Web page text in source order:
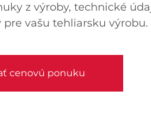
z výroby, technické
pre vašu tehliarsku výrobu.
cenovú ponuku